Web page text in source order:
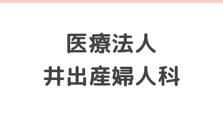
医療法人
井出産婦人科